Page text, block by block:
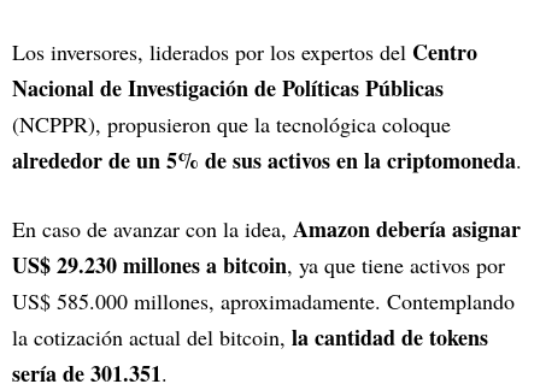
Los inversores, liderados por los expertos del Centro
Nacional de Investigación de Políticas Públicas
(NCPPR), propusieron que la tecnológica coloque
alrededor de un 5% de sus activos en la criptomoneda.
En caso de avanzar con la idea, Amazon debería asignar
US$ 29.230 millones a bitcoin, ya que tiene activos por
US$ 585.000 millones, aproximadamente. Contemplando
la cotización actual del bitcoin, la cantidad de tokens
sería de 301.351.